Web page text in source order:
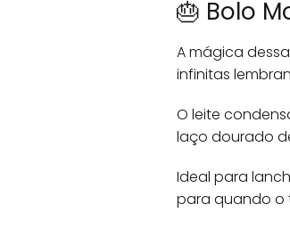
🎂 Bolo
A mágica
infinitas
O leite
laço dourado
Ideal para
para quando o